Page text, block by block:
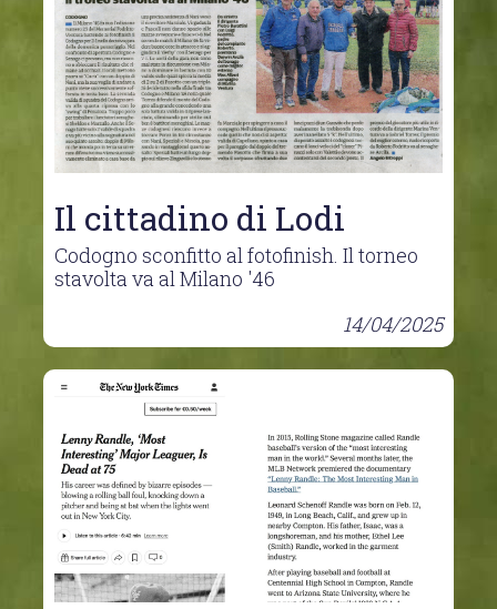
Il cittadino di Lodi
Codogno sconfitto al fotofinish. Il torneo
stavolta va al Milano '46
14/04/2025